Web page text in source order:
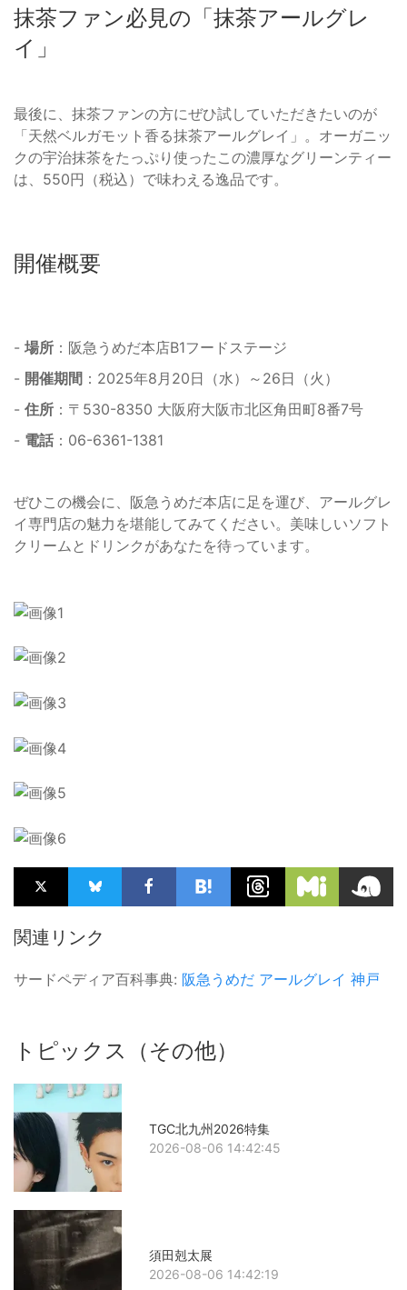
抹茶ファン必見の「抹茶アールグレ
イ」
最後に、抹茶ファンの方にぜひ試していただきたいのが
「天然ベルガモット香る抹茶アールグレイ」。オーガニッ
クの宇治抹茶をたっぷり使ったこの濃厚なグリーンティー
は、550円（税込）で味わえる逸品です。
開催概要
- 場所 ：阪急うめだ本店B1フードステージ
- 開催期間 ：2025年8月20日（水）～26日（火）
- 住所 ：〒530-8350 大阪府大阪市北区角田町8番7号
- 電話：06-6361-1381
ぜひこの機会に、阪急うめだ本店に足を運び、アールグレ
イ専門店の魅力を堪能してみてください。美味しいソフト
クリームとドリンクがあなたを待っています。
関連リンク
サードペディア百科事典: 阪急うめだ アールグレイ 神戸
トピックス（その他）
TGC北九州2026特集
2026-08-06 14:42:45
須田剋太展
2026-08-06 14:42:19